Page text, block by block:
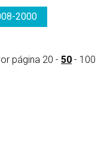
2000
página 20 - 50 - 100